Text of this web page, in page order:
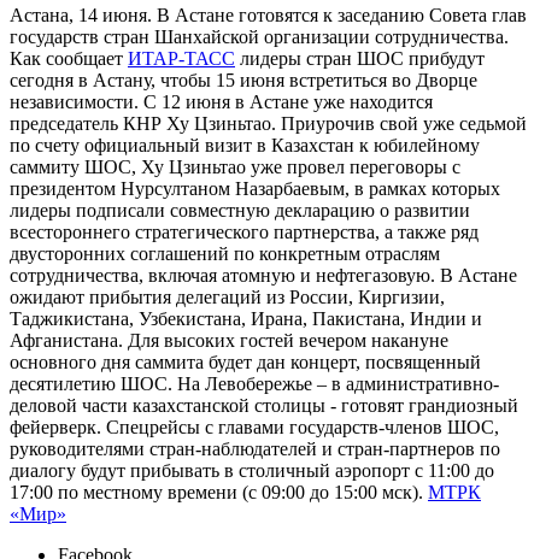
Астана, 14 июня. В Астане готовятся к заседанию Совета глав
государств стран Шанхайской организации сотрудничества.
Как сообщает ИТАР-ТАСС лидеры стран ШОС прибудут
сегодня в Астану, чтобы 15 июня встретиться во Дворце
независимости. С 12 июня в Астане уже находится
председатель КНР Ху Цзиньтао. Приурочив свой уже седьмой
по счету официальный визит в Казахстан к юбилейному
саммиту ШОС, Ху Цзиньтао уже провел переговоры с
президентом Нурсултаном Назарбаевым, в рамках которых
лидеры подписали совместную декларацию о развитии
всестороннего стратегического партнерства, а также ряд
двусторонних соглашений по конкретным отраслям
сотрудничества, включая атомную и нефтегазовую. В Астане
ожидают прибытия делегаций из России, Киргизии,
Таджикистана, Узбекистана, Ирана, Пакистана, Индии и
Афганистана. Для высоких гостей вечером накануне
основного дня саммита будет дан концерт, посвященный
десятилетию ШОС. На Левобережье – в административно-
деловой части казахстанской столицы - готовят грандиозный
фейерверк. Спецрейсы с главами государств-членов ШОС,
руководителями стран-наблюдателей и стран-партнеров по
диалогу будут прибывать в столичный аэропорт с 11:00 до
17:00 по местному времени (с 09:00 до 15:00 мск). МТРК
«Мир»
Facebook